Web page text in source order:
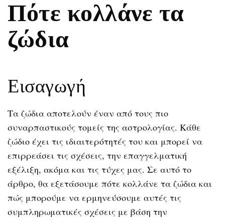
Πότε κολλάνε τα
ζώδια
Εισαγωγή
Τα ζώδια αποτελούν έναν από τους πιο
συναρπαστικούς τομείς της αστρολογίας. Κάθε
ζώδιο έχει τις ιδιαιτερότητές του και μπορεί να
επιρρεάσει τις σχέσεις, την επαγγελματική
εξέλιξη, ακόμα και τις τύχες μας. Σε αυτό το
άρθρο, θα εξετάσουμε πότε κολλάνε τα ζώδια και
πώς μπορούμε να ερμηνεύσουμε αυτές τις
συμπληρωματικές σχέσεις με βάση την